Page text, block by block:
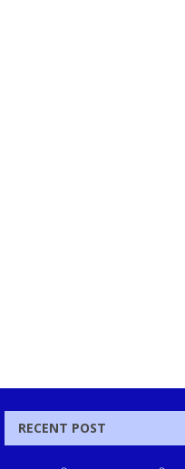
RECENT POST